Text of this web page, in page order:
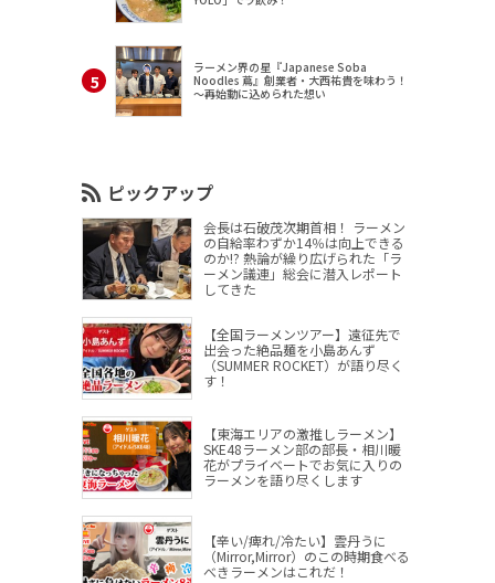
ラーメン界の星『Japanese Soba
Noodles 蔦』創業者・大西祐貴を味わう！
～再始動に込められた想い
ピックアップ
会長は石破茂次期首相！ ラーメン
の自給率わずか14％は向上できる
のか!? 熱論が繰り広げられた「ラ
ーメン議連」総会に潜入レポート
してきた
【全国ラーメンツアー】遠征先で
出会った絶品麺を小島あんず
（SUMMER ROCKET）が語り尽く
す！
【東海エリアの激推しラーメン】
SKE48ラーメン部の部長・相川暖
花がプライベートでお気に入りの
ラーメンを語り尽くします
【辛い/痺れ/冷たい】雲丹うに
（Mirror,Mirror）のこの時期食べる
べきラーメンはこれだ！